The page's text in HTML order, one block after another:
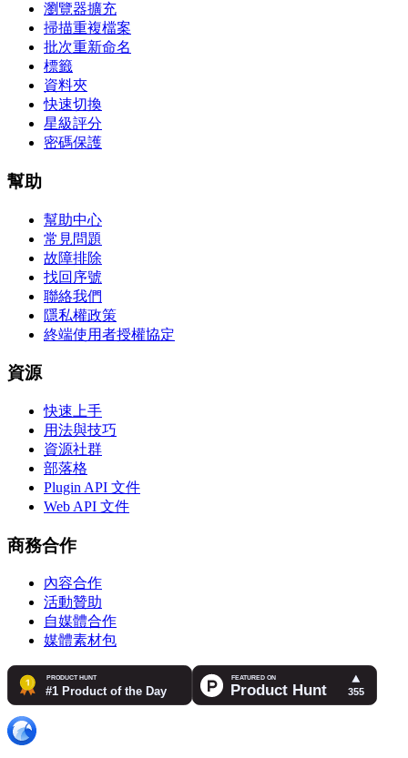
瀏覽器擴充
掃描重複檔案
批次重新命名
標籤
資料夾
快速切換
星級評分
密碼保護
幫助
幫助中心
常見問題
故障排除
找回序號
聯絡我們
隱私權政策
終端使用者授權協定
資源
快速上手
用法與技巧
資源社群
部落格
Plugin API 文件
Web API 文件
商務合作
內容合作
活動贊助
自媒體合作
媒體素材包